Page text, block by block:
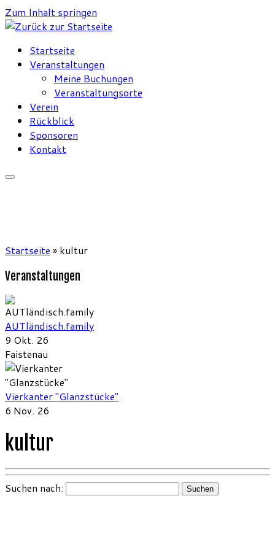
Zum Inhalt springen
Startseite
Veranstaltungen
Meine Buchungen
Veranstaltungsorte
Verein
Rückblick
Sponsoren
Kontakt
Startseite » kultur
Veranstaltungen
AUTländisch.family
9 Okt. 26
Faistenau
Vierkanter "Glanzstücke"
6 Nov. 26
kultur
Suchen nach: